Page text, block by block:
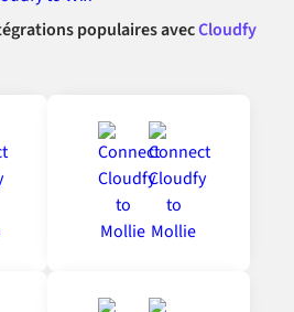
populaires avecCloudfy